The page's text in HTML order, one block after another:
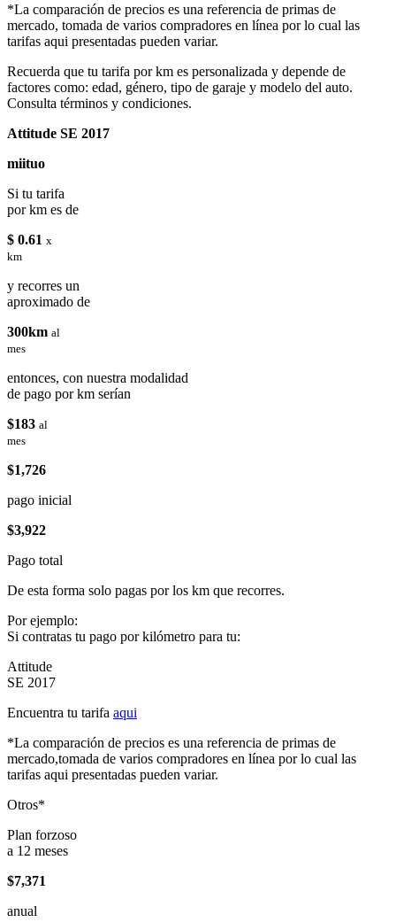
*La comparación de precios es una referencia de primas de
mercado, tomada de varios compradores en línea por lo cual las
tarifas aqui presentadas pueden variar.
Recuerda que tu tarifa por km es personalizada y depende de
factores como: edad, género, tipo de garaje y modelo del auto.
Consulta términos y condiciones.
Attitude SE 2017
miituo
Si tu tarifa
por km es de
$ 0.61 x
km
y recorres un
aproximado de
300km al
mes
entonces, con nuestra modalidad
de pago por km serían
$183 al
mes
$1,726
pago inicial
$3,922
Pago total
De esta forma solo pagas por los km que recorres.
Por ejemplo:
Si contratas tu pago por kilómetro para tu:
Attitude
SE 2017
Encuentra tu tarifa aqui
*La comparación de precios es una referencia de primas de
mercado,tomada de varios compradores en línea por lo cual las
tarifas aqui presentadas pueden variar.
Otros*
Plan forzoso
a 12 meses
$7,371
anual